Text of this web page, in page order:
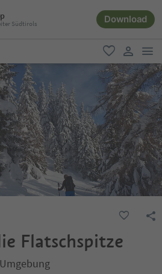
Südtirols Download
favorit
user link
Flatschspitze